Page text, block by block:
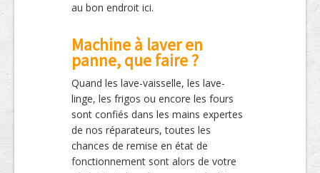
au bon endroit ici.
Machine à laver en
panne, que faire ?
Quand les lave-vaisselle, les lave-
linge, les frigos ou encore les fours
sont confiés dans les mains expertes
de nos réparateurs, toutes les
chances de remise en état de
fonctionnement sont alors de votre